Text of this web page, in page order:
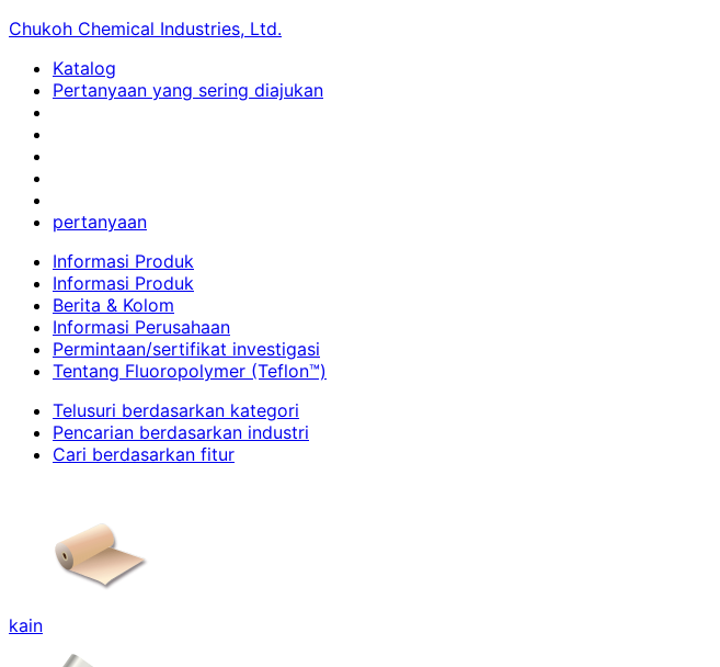
Chukoh Chemical Industries, Ltd.
Katalog
Pertanyaan yang sering diajukan
pertanyaan
Informasi Produk
Informasi Produk
Berita & Kolom
Informasi Perusahaan
Permintaan/sertifikat investigasi
Tentang Fluoropolymer (Teflon™)
Telusuri berdasarkan kategori
Pencarian berdasarkan industri
Cari berdasarkan fitur
kain